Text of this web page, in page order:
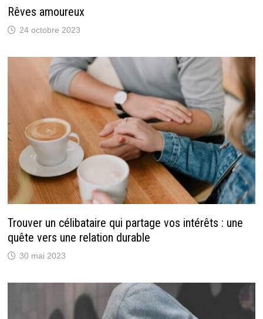
Rêves amoureux
24 octobre 2023
Trouver un célibataire qui partage vos intérêts : une
quête vers une relation durable
30 mai 2023